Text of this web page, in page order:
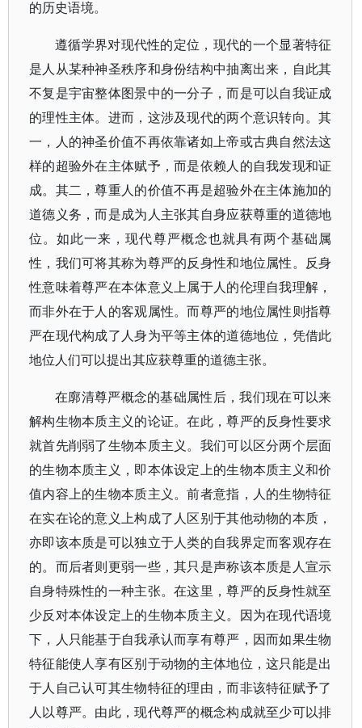
的历史语境。
遵循学界对现代性的定位，现代的一个显著特征
是人从某种神圣秩序和身份结构中抽离出来，自此其
不复是宇宙整体图景中的一分子，而是可以自我证成
的理性主体。进而，这涉及现代的两个意识转向。其
一，人的神圣价值不再依靠诸如上帝或古典自然法这
样的超验外在主体赋予，而是依赖人的自我发现和证
成。其二，尊重人的价值不再是超验外在主体施加的
道德义务，而是成为人主张其自身应获尊重的道德地
位。如此一来，现代尊严概念也就具有两个基础属
性，我们可将其称为尊严的反身性和地位属性。反身
性意味着尊严在本体意义上属于人的伦理自我理解，
而非外在于人的客观属性。而尊严的地位属性则指尊
严在现代构成了人身为平等主体的道德地位，凭借此
地位人们可以提出其应获尊重的道德主张。
在廓清尊严概念的基础属性后，我们现在可以来
解构生物本质主义的论证。在此，尊严的反身性要求
就首先削弱了生物本质主义。我们可以区分两个层面
的生物本质主义，即本体设定上的生物本质主义和价
值内容上的生物本质主义。前者意指，人的生物特征
在实在论的意义上构成了人区别于其他动物的本质，
亦即该本质是可以独立于人类的自我界定而客观存在
的。而后者则更弱一些，其只是声称该本质是人宣示
自身特殊性的一种主张。在这里，尊严的反身性就至
少反对本体设定上的生物本质主义。因为在现代语境
下，人只能基于自我承认而享有尊严，因而如果生物
特征能使人享有区别于动物的主体地位，这只能是出
于人自己认可其生物特征的理由，而非该特征赋予了
人以尊严。由此，现代尊严的概念构成就至少可以排